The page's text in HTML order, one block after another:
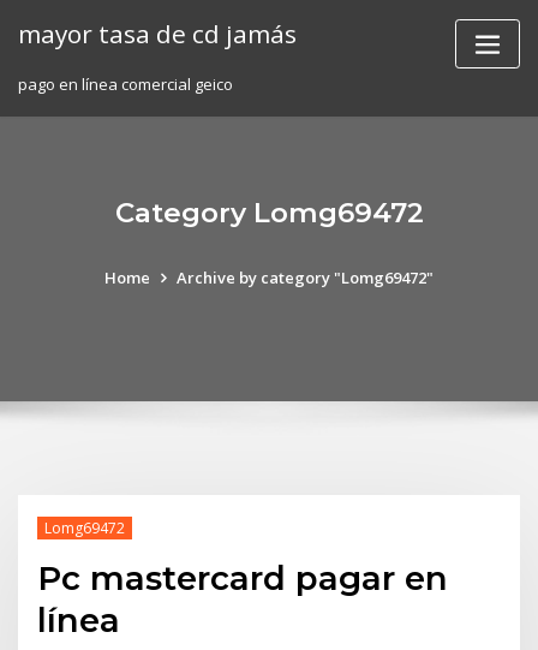
mayor tasa de cd jamás
pago en línea comercial geico
Category Lomg69472
Home Archive by category "Lomg69472"
Lomg69472
Pc mastercard pagar en
línea